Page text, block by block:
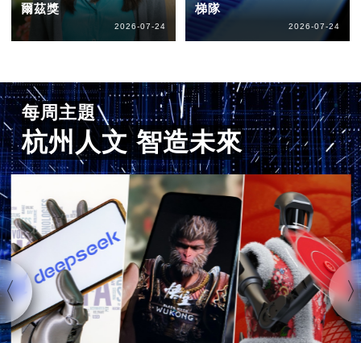
爾茲獎
2026-07-24
梯隊
2026-07-24
每周主題
杭州人文 智造未來